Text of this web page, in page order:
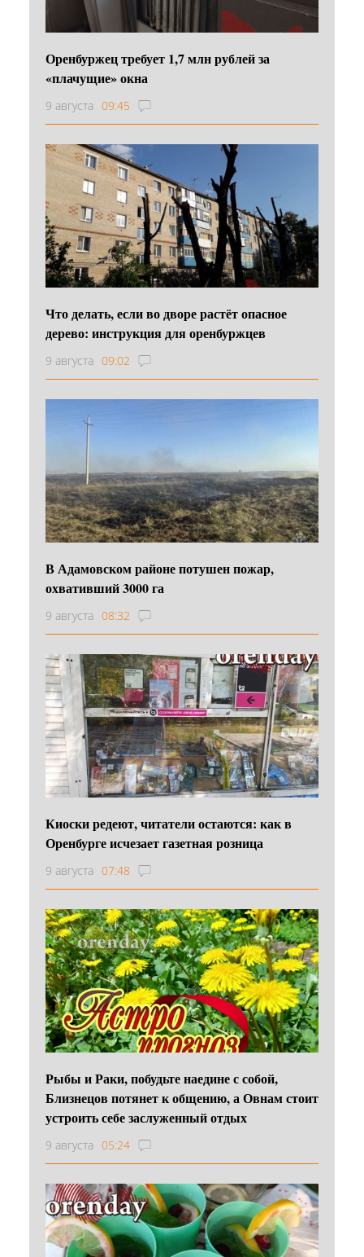
Оренбуржец требует 1,7 млн рублей за
«плачущие» окна
9 августа 09:45
Что делать, если во дворе растёт опасное
дерево: инструкция для оренбуржцев
9 августа 09:02
В Адамовском районе потушен пожар,
охвативший 3000 га
9 августа 08:32
Киоски редеют, читатели остаются: как в
Оренбурге исчезает газетная розница
9 августа 07:48
Рыбы и Раки, побудьте наедине с собой,
Близнецов потянет к общению, а Овнам стоит
устроить себе заслуженный отдых
9 августа 05:24